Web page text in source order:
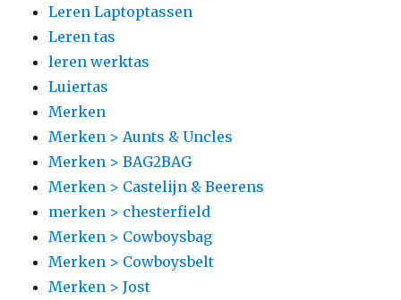
Leren Laptoptassen
Leren tas
leren werktas
Luiertas
Merken
Merken > Aunts & Uncles
Merken > BAG2BAG
Merken > Castelijn & Beerens
merken > chesterfield
Merken > Cowboysbag
Merken > Cowboysbelt
Merken > Jost